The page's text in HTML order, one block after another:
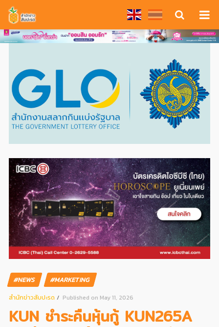
#NEWS
#MARKETING
สํานักข่าวสับปะรด
Published on May 11, 2026
KUN ชำระคืนหุ้นกู้ KUN265A